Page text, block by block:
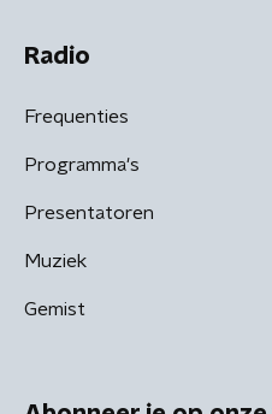
Radio
Frequenties
Programma's
Presentatoren
Muziek
Gemist